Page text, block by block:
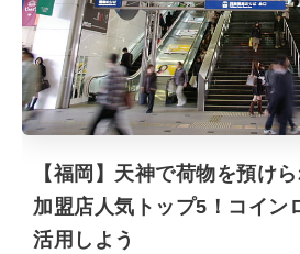
【福岡】天神で荷物を預け
加盟店人気トップ5！コイン
活用しよう